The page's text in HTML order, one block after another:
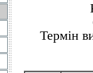
Термін